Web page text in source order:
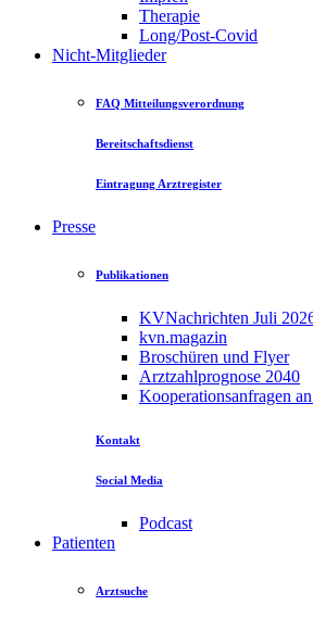
Therapie
Long/Post-Covid
Nicht-Mitglieder
FAQ Mitteilungsverordnung
Bereitschaftsdienst
Eintragung Arztregister
Presse
Publikationen
KVNachrichten Juli
kvn.magazin
Broschüren und Flyer
Arztzahlprognose 2040
Kooperationsanfragen
Kontakt
Social Media
Podcast
Patienten
Arztsuche